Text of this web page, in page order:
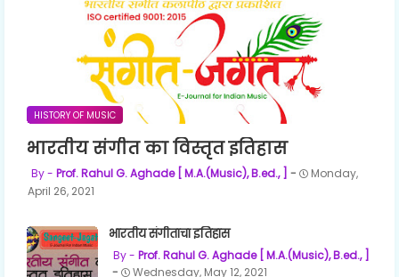
HISTORY OF MUSIC
भारतीय संगीत का विस्तृत इतिहास
Prof. Rahul G. Aghade [ M.A.(Music), B.ed., ]
Monday,
April 26, 2021
भारतीय संगीताचा इतिहास
Prof. Rahul G. Aghade [ M.A.(Music), B.ed., ]
Wednesday, May 12, 2021